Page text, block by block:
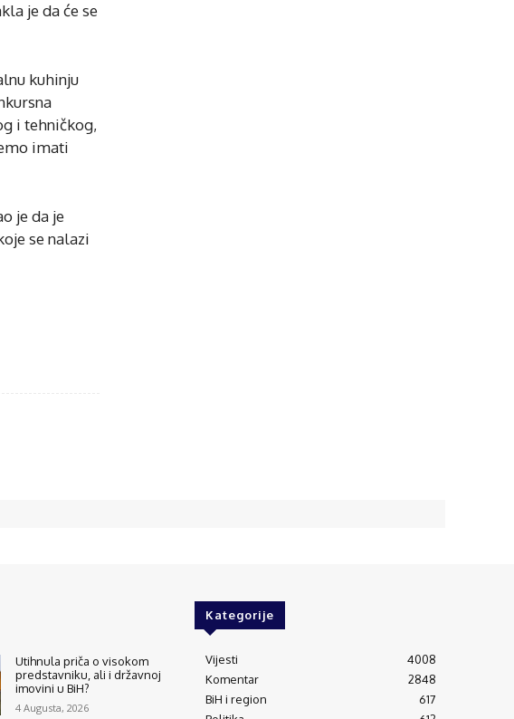
je da će se
kuhinju
i tehničkog,
imati
je da je
se nalazi
Utihnula priča o visokom
predstavniku, ali i državnoj
imovini u BiH?
4 Augusta, 2026
Kategorije
Vijesti
4008
Komentar
2848
BiH i region
617